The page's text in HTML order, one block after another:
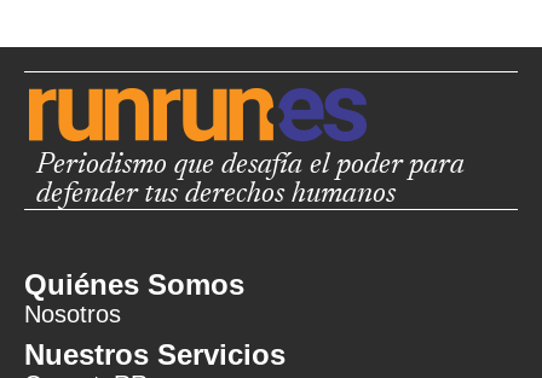
Periodismo que desafía el poder para
defender tus derechos humanos
Quiénes Somos
Nosotros
Nuestros Servicios